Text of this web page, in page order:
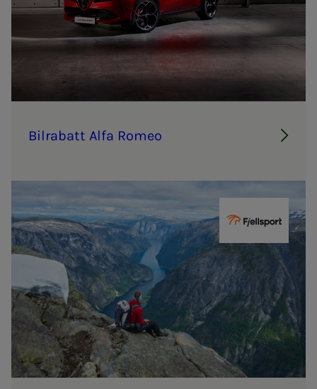
Bil­ra­­­batt Alfa Ro­meo
Fjellsport